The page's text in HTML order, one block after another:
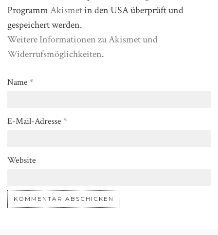
ProgrammAkismetin den USA überprüft und
gespeichert werden.
Weitere Informationen zu Akismet und
Widerrufsmöglichkeiten.
Name *
E-Mail-Adresse *
Website